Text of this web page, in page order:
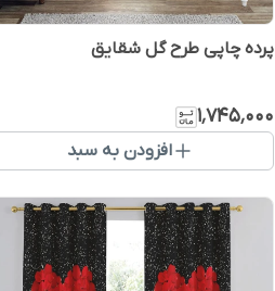
پرده چاپی طرح گل شقایق
۱٬۷۴۵٬۰۰۰
افزودن به سبد